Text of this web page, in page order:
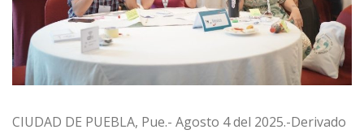
CIUDAD DE PUEBLA, Pue.- Agosto 4 del 2025.-Derivado